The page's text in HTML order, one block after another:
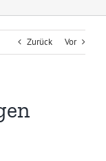
Zurück Vor